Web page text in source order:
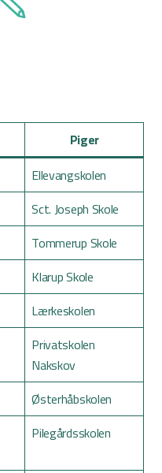
Piger
Ellevangskolen
Sct. Joseph Skole
Tommerup Skole
Klarup Skole
Lærkeskolen
Privatskolen
Nakskov
Østerhåbskolen
Pilegårdsskolen